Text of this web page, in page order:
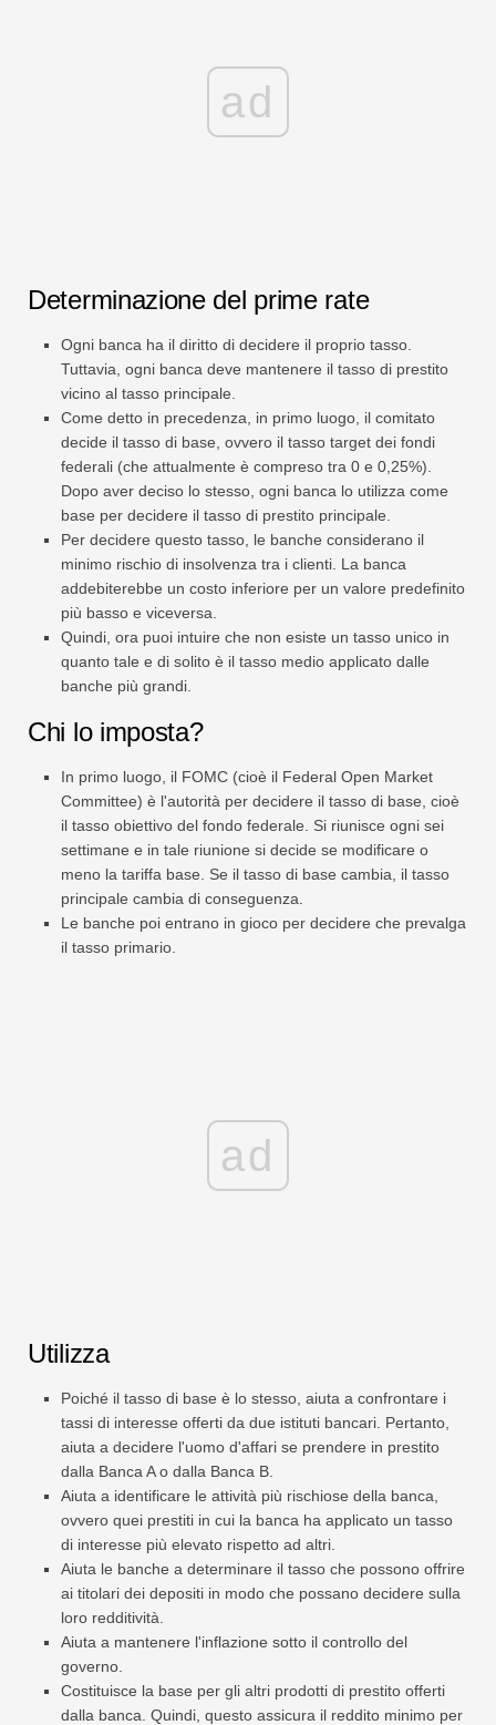
ad
Determinazione del prime rate
Ogni banca ha il diritto di decidere il proprio tasso.
Tuttavia, ogni banca deve mantenere il tasso di prestito
vicino al tasso principale.
Come detto in precedenza, in primo luogo, il comitato
decide il tasso di base, ovvero il tasso target dei fondi
federali (che attualmente è compreso tra 0 e 0,25%).
Dopo aver deciso lo stesso, ogni banca lo utilizza come
base per decidere il tasso di prestito principale.
Per decidere questo tasso, le banche considerano il
minimo rischio di insolvenza tra i clienti. La banca
addebiterebbe un costo inferiore per un valore predefinito
più basso e viceversa.
Quindi, ora puoi intuire che non esiste un tasso unico in
quanto tale e di solito è il tasso medio applicato dalle
banche più grandi.
Chi lo imposta?
In primo luogo, il FOMC (cioè il Federal Open Market
Committee) è l'autorità per decidere il tasso di base, cioè
il tasso obiettivo del fondo federale. Si riunisce ogni sei
settimane e in tale riunione si decide se modificare o
meno la tariffa base. Se il tasso di base cambia, il tasso
principale cambia di conseguenza.
Le banche poi entrano in gioco per decidere che prevalga
il tasso primario.
ad
Utilizza
Poiché il tasso di base è lo stesso, aiuta a confrontare i
tassi di interesse offerti da due istituti bancari. Pertanto,
aiuta a decidere l'uomo d'affari se prendere in prestito
dalla Banca A o dalla Banca B.
Aiuta a identificare le attività più rischiose della banca,
ovvero quei prestiti in cui la banca ha applicato un tasso
di interesse più elevato rispetto ad altri.
Aiuta le banche a determinare il tasso che possono offrire
ai titolari dei depositi in modo che possano decidere sulla
loro redditività.
Aiuta a mantenere l'inflazione sotto il controllo del
governo.
Costituisce la base per gli altri prodotti di prestito offerti
dalla banca. Quindi, questo assicura il reddito minimo per